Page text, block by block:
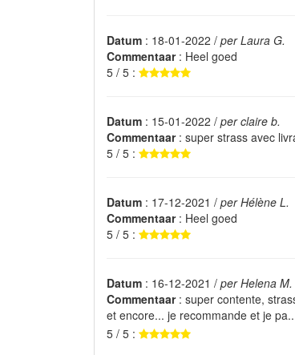
Datum : 18-01-2022 / per Laura G.
Commentaar: Heel goed
5 / 5 :
Datum : 15-01-2022 / per claire b.
Commentaar: super strass avec
5 / 5 :
Datum : 17-12-2021 / per Hélène L.
Commentaar: Heel goed
5 / 5 :
Datum : 16-12-2021 / per Helena M.
Commentaar: super contente,
et encore... je recommande et je
5 / 5 :